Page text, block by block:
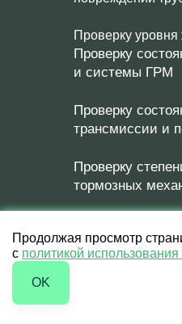
Проверку
Проверку
и системы ГРМ
Проверку
трансмиссии и
Проверку
тормозных
трансмиссии
Продолжая просмотр
с политикой
OK